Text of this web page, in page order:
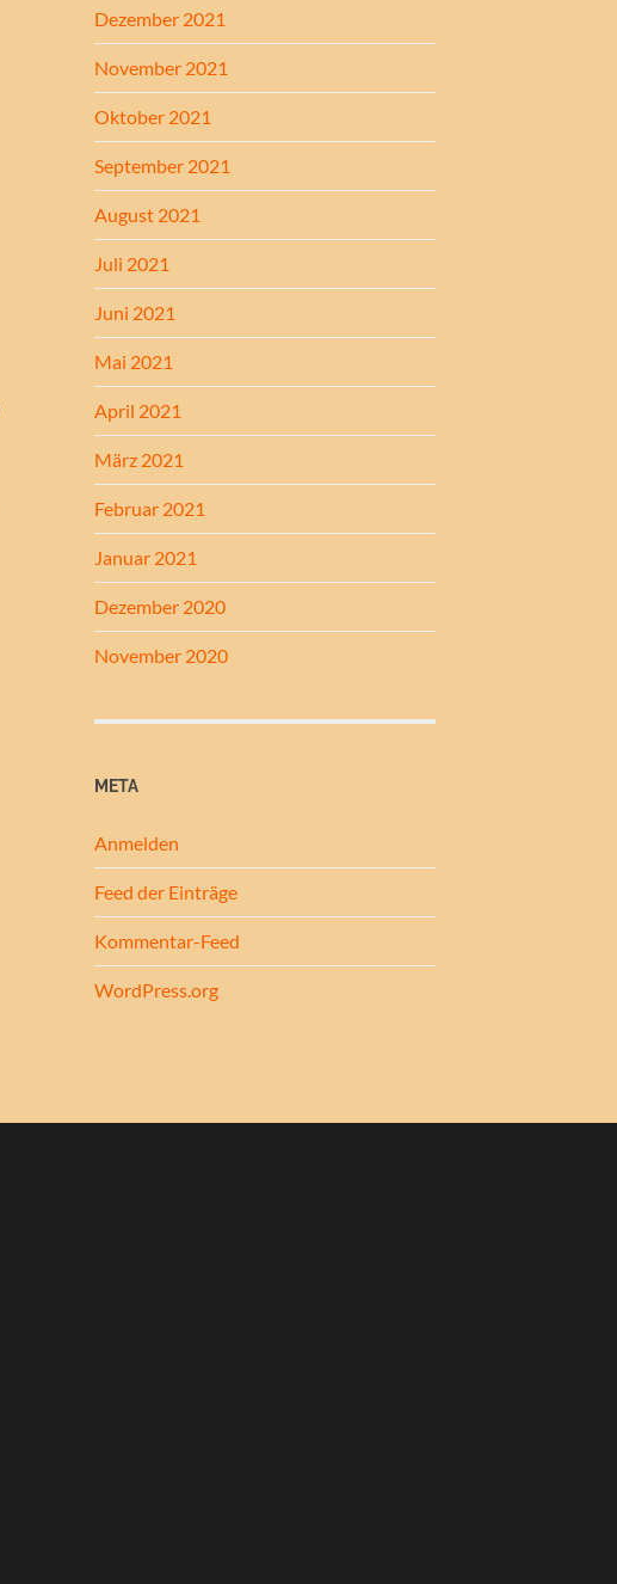
Dezember 2021
November 2021
Oktober 2021
September 2021
August 2021
Juli 2021
Juni 2021
Mai 2021
April 2021
März 2021
Februar 2021
Januar 2021
Dezember 2020
November 2020
META
Anmelden
Feed der Einträge
Kommentar-Feed
WordPress.org